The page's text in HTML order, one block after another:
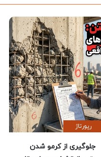
رپورتاژ
جلوگیری از کرمو شدن